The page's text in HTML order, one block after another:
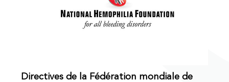
Directives de la Fédération mondiale de